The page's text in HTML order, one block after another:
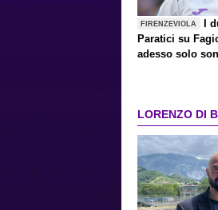
FIRENZEVIOLA
I
Paratici su
adesso solo
LORENZO DI